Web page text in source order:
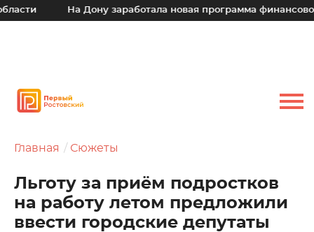
На Дону заработала новая программа финансовой
Главная Сюжеты
Льготу за приём подростков
на работу летом предложили
ввести городские депутаты